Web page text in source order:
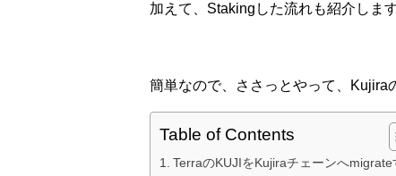
加えて、Stakingした流れも紹介します
簡単なので、ささっとやって、Kujira
Table of Contents
TerraのKUJIをKujiraチェーンへmigrate